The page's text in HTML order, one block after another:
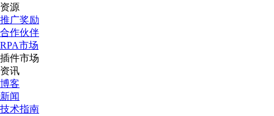
资源
推广奖励
合作伙伴
RPA市场
插件市场
资讯
博客
新闻
技术指南